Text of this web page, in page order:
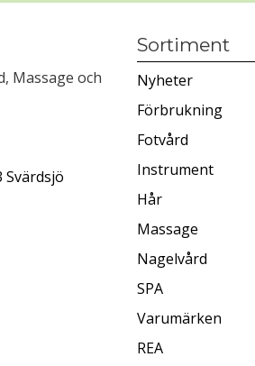
Massage och
Svärdsjö
Sortiment
Nyheter
Förbrukning
Fotvård
Instrument
Hår
Massage
Nagelvård
SPA
Varumärken
REA